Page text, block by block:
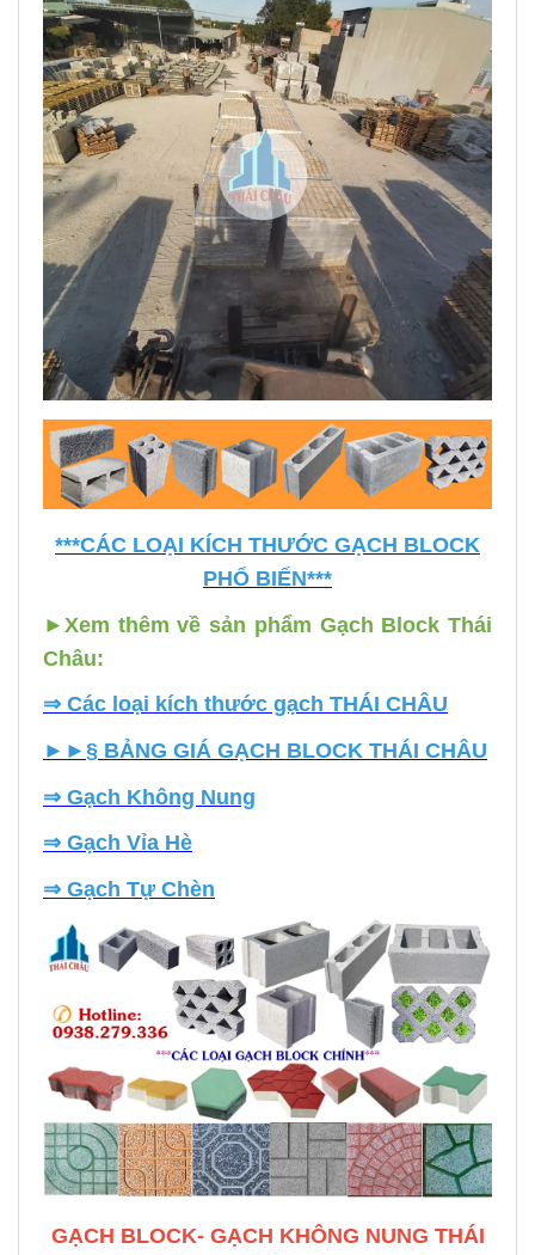
***CÁC LOẠI KÍCH THƯỚC GẠCH BLOCK
PHỔ BIẾN***
► Xem thêm về sản phẩm Gạch Block Thái
Châu:
⇒ Các loại kích thước gạch THÁI CHÂU
►► § BẢNG GIÁ GẠCH BLOCK THÁI CHÂU
⇒ Gạch Không Nung
⇒ Gạch Vỉa Hè
⇒ Gạch Tự Chèn
GẠCH BLOCK- GẠCH KHÔNG NUNG THÁI